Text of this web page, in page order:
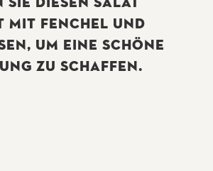
MIT FENCHEL UND
UM EINE SCHÖNE
ZU SCHAFFEN.